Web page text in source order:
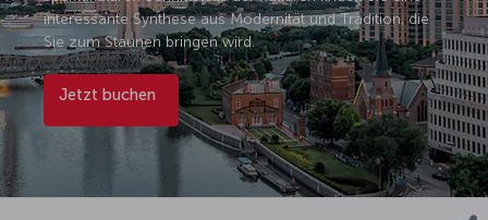
interessante Synthese aus Modernität und Tradition, die
Sie zum Staunen bringen wird.
Jetzt buchen